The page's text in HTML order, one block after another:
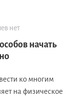
нет
начать
ко многим
на физическое